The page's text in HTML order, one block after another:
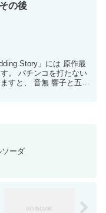
の後
Story」には 原作最
。 パチンコを打たない
すと、 音無 響子と五代
ソーダ